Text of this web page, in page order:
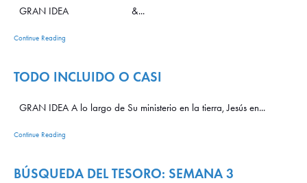
GRAN IDEA &...
Continue Reading
TODO INCLUIDO O CASI
GRAN IDEA A lo largo de Su ministerio en la tierra, Jesús en...
Continue Reading
BÚSQUEDA DEL TESORO: SEMANA 3